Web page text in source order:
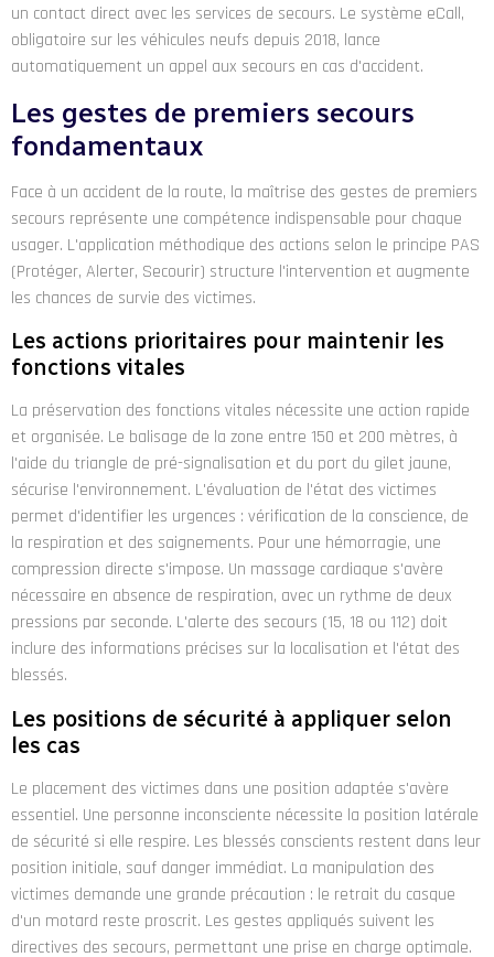
un contact direct avec les services de secours. Le système eCall,
obligatoire sur les véhicules neufs depuis 2018, lance
automatiquement un appel aux secours en cas d'accident.
Les gestes de premiers secours
fondamentaux
Face à un accident de la route, la maîtrise des gestes de premiers
secours représente une compétence indispensable pour chaque
usager. L'application méthodique des actions selon le principe PAS
(Protéger, Alerter, Secourir) structure l'intervention et augmente
les chances de survie des victimes.
Les actions prioritaires pour maintenir les
fonctions vitales
La préservation des fonctions vitales nécessite une action rapide
et organisée. Le balisage de la zone entre 150 et 200 mètres, à
l'aide du triangle de pré-signalisation et du port du gilet jaune,
sécurise l'environnement. L'évaluation de l'état des victimes
permet d'identifier les urgences : vérification de la conscience, de
la respiration et des saignements. Pour une hémorragie, une
compression directe s'impose. Un massage cardiaque s'avère
nécessaire en absence de respiration, avec un rythme de deux
pressions par seconde. L'alerte des secours (15, 18 ou 112) doit
inclure des informations précises sur la localisation et l'état des
blessés.
Les positions de sécurité à appliquer selon
les cas
Le placement des victimes dans une position adaptée s'avère
essentiel. Une personne inconsciente nécessite la position latérale
de sécurité si elle respire. Les blessés conscients restent dans leur
position initiale, sauf danger immédiat. La manipulation des
victimes demande une grande précaution : le retrait du casque
d'un motard reste proscrit. Les gestes appliqués suivent les
directives des secours, permettant une prise en charge optimale.